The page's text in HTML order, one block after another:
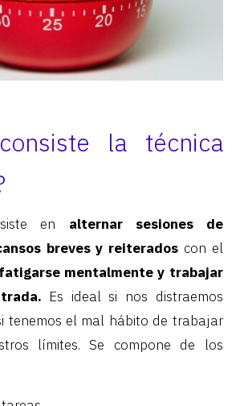
la técnica
en alternar sesiones de
breves y reiterados con el
mentalmente y trabajar
Es ideal si nos distraemos
tenemos el mal hábito de trabajar
límites. Se compone de los